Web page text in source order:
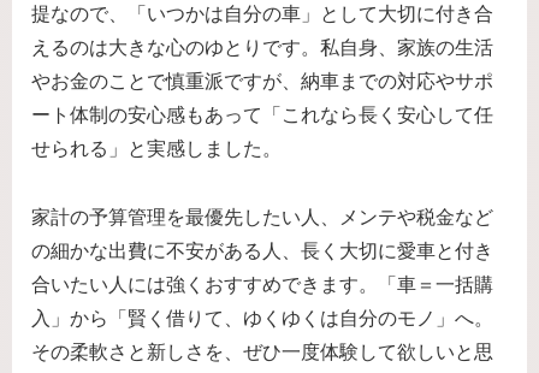
提なので、「いつかは自分の車」として大切に付き合
えるのは大きな心のゆとりです。私自身、家族の生活
やお金のことで慎重派ですが、納車までの対応やサポ
ート体制の安心感もあって「これなら長く安心して任
せられる」と実感しました。
家計の予算管理を最優先したい人、メンテや税金など
の細かな出費に不安がある人、長く大切に愛車と付き
合いたい人には強くおすすめできます。「車＝一括購
入」から「賢く借りて、ゆくゆくは自分のモノ」へ。
その柔軟さと新しさを、ぜひ一度体験して欲しいと思